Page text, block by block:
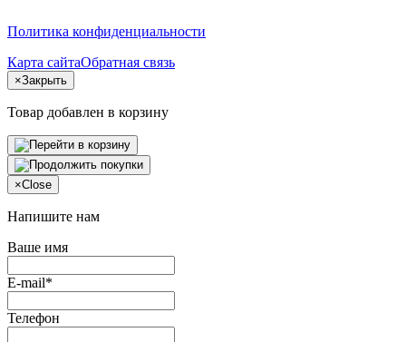
Политика конфиденциальности
Карта сайтаОбратная связь
×Закрыть
Товар добавлен в корзину
×Close
Напишите нам
Ваше имя
E-mail*
Телефон